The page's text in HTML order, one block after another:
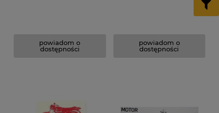
powiadom o
dostępności
powiadom o
dostępności